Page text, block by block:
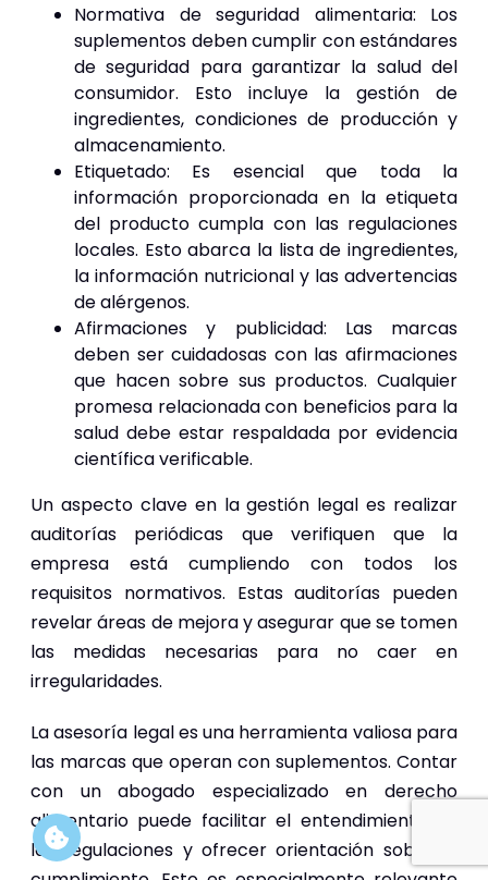
Normativa de seguridad alimentaria: Los
suplementos deben cumplir con estándares
de seguridad para garantizar la salud del
consumidor. Esto incluye la gestión de
ingredientes, condiciones de producción y
almacenamiento.
Etiquetado: Es esencial que toda la
información proporcionada en la etiqueta
del producto cumpla con las regulaciones
locales. Esto abarca la lista de ingredientes,
la información nutricional y las advertencias
de alérgenos.
Afirmaciones y publicidad: Las marcas
deben ser cuidadosas con las afirmaciones
que hacen sobre sus productos. Cualquier
promesa relacionada con beneficios para la
salud debe estar respaldada por evidencia
científica verificable.
Un aspecto clave en la gestión legal es realizar
auditorías periódicas que verifiquen que la
empresa está cumpliendo con todos los
requisitos normativos. Estas auditorías pueden
revelar áreas de mejora y asegurar que se tomen
las medidas necesarias para no caer en
irregularidades.
La asesoría legal es una herramienta valiosa para
las marcas que operan con suplementos. Contar
con un abogado especializado en derecho
alimentario puede facilitar el entendimiento de
las regulaciones y ofrecer orientación sobre el